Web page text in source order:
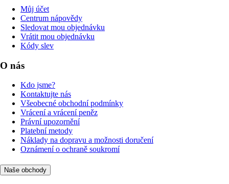
Můj účet
Centrum nápovědy
Sledovat mou objednávku
Vrátit mou objednávku
Kódy slev
O nás
Kdo jsme?
Kontaktujte nás
Všeobecné obchodní podmínky
Vrácení a vrácení peněz
Právní upozornění
Platební metody
Náklady na dopravu a možnosti doručení
Oznámení o ochraně soukromí
Naše obchody